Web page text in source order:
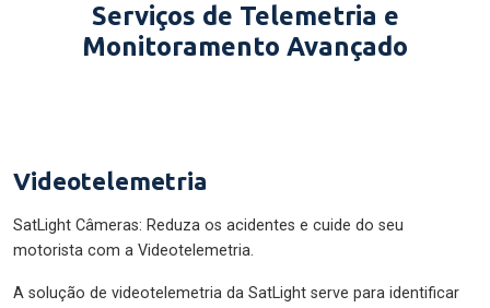
Serviços de Telemetria e
Monitoramento Avançado
Videotelemetria
SatLight Câmeras: Reduza os acidentes e cuide do seu
motorista com a Videotelemetria.
A solução de videotelemetria da SatLight serve para identificar